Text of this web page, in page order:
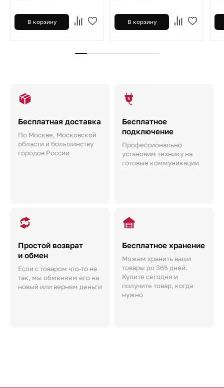
В корзину В корзину
Бесплатная доставка
По Москве, Московской
области и большинству
городов России
Бесплатное
подключение
Профессионально
установим технику на
готовые коммуникации
Простой возврат
и обмен
Если с товаром что-то не
так, мы обменяем его на
новый или вернем деньги
Бесплатное хранение
Можем хранить ваши
товары до 365 дней.
Купите сегодня и
получите товар, когда
нужно